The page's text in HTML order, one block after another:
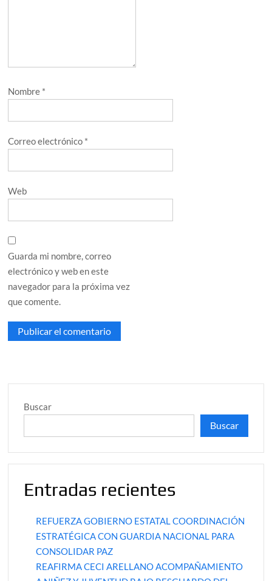
Nombre *
Correo electrónico *
Web
Guarda mi nombre, correo
electrónico y web en este
navegador para la próxima vez
que comente.
Buscar
Buscar
Entradas recientes
REFUERZA GOBIERNO ESTATAL COORDINACIÓN
ESTRATÉGICA CON GUARDIA NACIONAL PARA
CONSOLIDAR PAZ
REAFIRMA CECI ARELLANO ACOMPAÑAMIENTO